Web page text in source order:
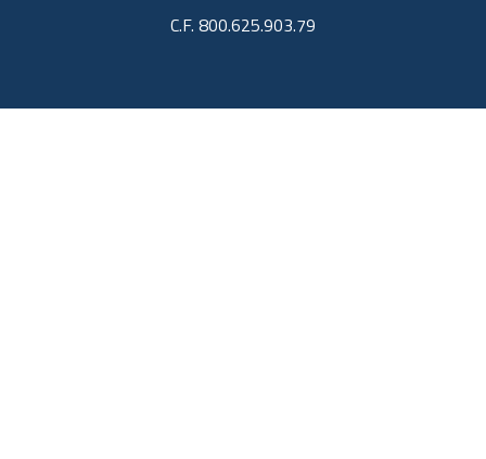
C.F. 800.625.903.79